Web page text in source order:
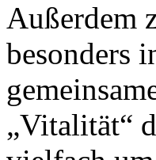
Außerdem
besonders
„Vitalität“